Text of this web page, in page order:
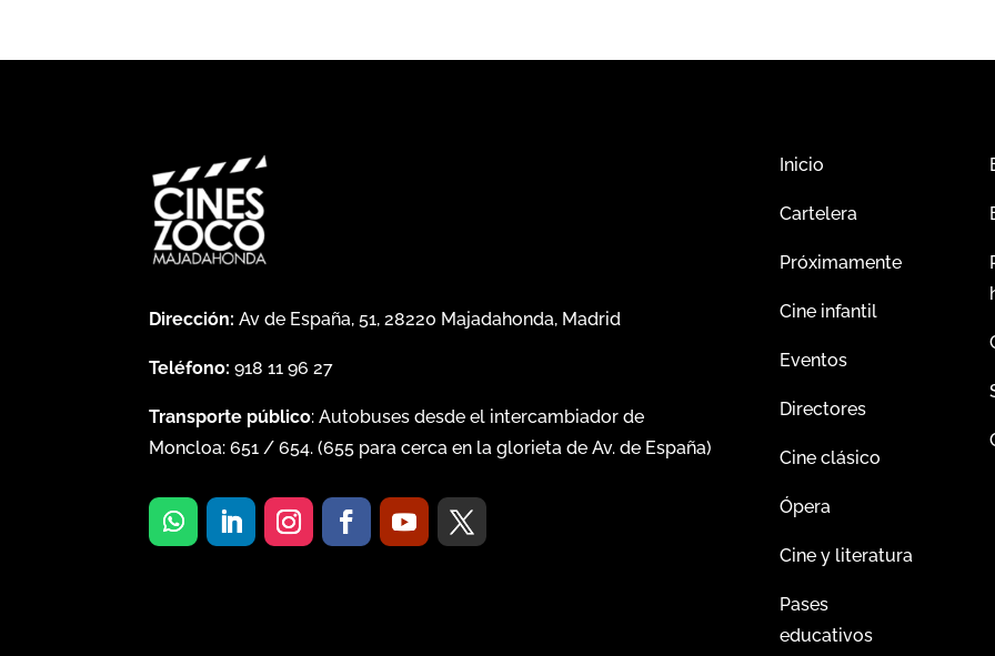
Dirección: Av de España, 51, 28220 Majadahonda, Madrid
Teléfono: 918 11 96 27
Transporte público: Autobuses desde el intercambiador de
Moncloa:651 /654. (655 para cerca en la glorieta de Av. de España)
Inicio
Cartelera
Próximamente
Cine infantil
Eventos
Directores
Cine clásico
Ópera
Cine y literatura
Pases
educativos